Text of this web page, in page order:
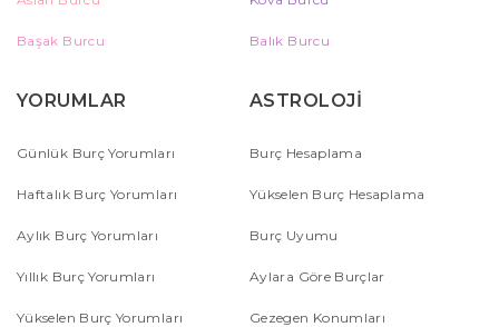
Başak Burcu Balık Burcu
YORUMLAR
Günlük Burç Yorumları
Haftalık Burç Yorumları
Aylık Burç Yorumları
Yıllık Burç Yorumları
Yükselen Burç Yorumları
ASTROLOJİ
Burç Hesaplama
Yükselen Burç Hesaplama
Burç Uyumu
Aylara Göre Burçlar
Gezegen Konumları